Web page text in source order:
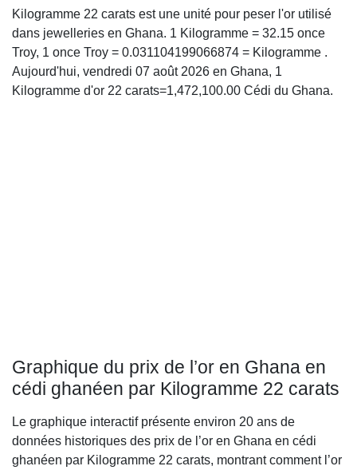
Kilogramme 22 carats est une unité pour peser l'or utilisé
dans jewelleries en Ghana. 1 Kilogramme = 32.15 once
Troy, 1 once Troy = 0.031104199066874 = Kilogramme .
Aujourd'hui, vendredi 07 août 2026 en Ghana, 1
Kilogramme d'or 22 carats=1,472,100.00 Cédi du Ghana.
Graphique du prix de l’or en Ghana en
cédi ghanéen par Kilogramme 22 carats
Le graphique interactif présente environ 20 ans de
données historiques des prix de l’or en Ghana en cédi
ghanéen par Kilogramme 22 carats, montrant comment l’or